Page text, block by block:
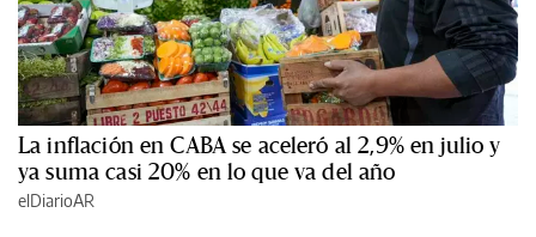
La inflación en CABA se aceleró al 2,9% en julio y
ya suma casi 20% en lo que va del año
elDiarioAR